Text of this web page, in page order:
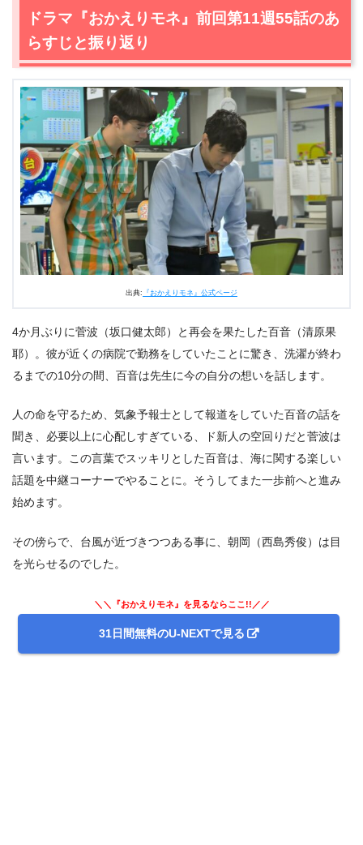
【ネタバレあり】ドラマ『おかえりモネ』第12週56話あ
らすじと感想
2.1
前例にない台風の上陸を知った百音（清原果耶）は実家
2.2姉妹だからこそ
2.3オリンピックに熱中して熱中症に…
2.4先生のおかげで助かったのだが…
3.ドラマ『おかえりモネ』あらすじ・ネタバレ感想まとめ
ドラマ『おかえりモネ』前回第11週55話のあ
らすじと振り返り
出典: 『おかえりモネ』公式ページ
4か月ぶりに菅波（坂口健太郎）と再会を果たした百音（清原果
耶）。彼が近くの病院で勤務をしていたことに驚き、洗濯が終わ
るまでの10分の間、百音は先生に今の自分の想いを話します。
人の命を守るため、気象予報士として報道をしていた百音の話を
聞き、必要以上に心配しすぎている、ド新人の空回りだと菅波は
言います。この言葉でスッキリとした百音は、海に関する楽しい
話題を中継コーナーでやることに。そうしてまた一歩前へと進み
始めます。
その傍らで、台風が近づきつつある事に、朝岡（西島秀俊）は目
を光らせるのでした。
＼＼『おかえりモネ』を見るならここ!!／／
31日間無料のU-NEXTで見る